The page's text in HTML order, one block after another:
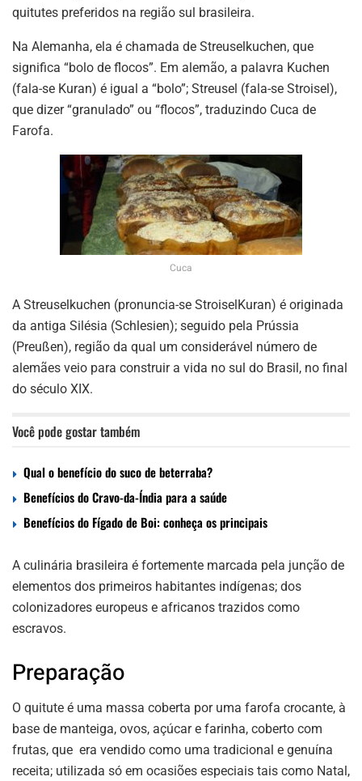
quitutes preferidos na região sul brasileira.
Na Alemanha, ela é chamada de Streuselkuchen, que
significa “bolo de flocos”. Em alemão, a palavra Kuchen
(fala-se Kuran) é igual a “bolo”; Streusel (fala-se Stroisel),
que dizer “granulado” ou “flocos”, traduzindo Cuca de
Farofa.
Cuca
A Streuselkuchen (pronuncia-se StroiselKuran) é originada
da antiga Silésia (Schlesien); seguido pela Prússia
(Preußen), região da qual um considerável número de
alemães veio para construir a vida no sul do Brasil, no final
do século XIX.
Você pode gostar também
Qual o benefício do suco de beterraba?
Benefícios do Cravo-da-Índia para a saúde
Benefícios do Fígado de Boi: conheça os principais
A culinária brasileira é fortemente marcada pela junção de
elementos dos primeiros habitantes indígenas; dos
colonizadores europeus e africanos trazidos como
escravos.
Preparação
O quitute é uma massa coberta por uma farofa crocante, à
base de manteiga, ovos, açúcar e farinha, coberto com
frutas, que era vendido como uma tradicional e genuína
receita; utilizada só em ocasiões especiais tais como Natal,